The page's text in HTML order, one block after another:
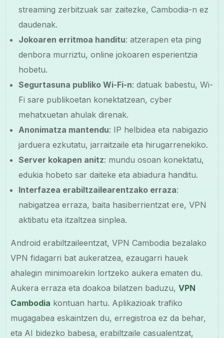
streaming zerbitzuak sar zaitezke, Cambodia-n ez
daudenak.
Jokoaren erritmoa handitu: atzerapen eta ping
denbora murriztu, online jokoaren esperientzia
hobetu.
Segurtasuna publiko Wi-Fi-n: datuak babestu, Wi-
Fi sare publikoetan konektatzean, cyber
mehatxuetan ahulak direnak.
Anonimatza mantendu: IP helbidea eta nabigazio
jarduera ezkutatu, jarraitzaile eta hirugarrenekiko.
Server kokapen anitz: mundu osoan konektatu,
edukia hobeto sar daiteke eta abiadura handitu.
Interfazea erabiltzailearentzako erraza:
nabigatzea erraza, baita hasiberrientzat ere, VPN
aktibatu eta itzaltzea sinplea.
Android erabiltzaileentzat, VPN Cambodia bezalako
VPN fidagarri bat aukeratzea, ezaugarri hauek
ahalegin minimoarekin lortzeko aukera ematen du.
Aukera erraza eta doakoa bilatzen baduzu,VPN
Cambodia kontuan hartu. Aplikazioak trafiko
mugagabea eskaintzen du, erregistroa ez da behar,
eta AI bidezko babesa, erabiltzaile casualentzat,